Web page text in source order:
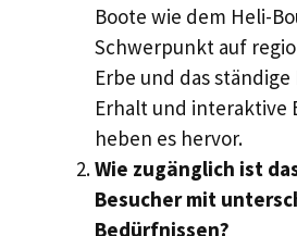
Boote wie dem Heli-
Schwerpunkt auf
Erbe und das
Erhalt und interaktive
heben es hervor.
Wie zugänglich ist
Besucher mit
Bedürfnissen?